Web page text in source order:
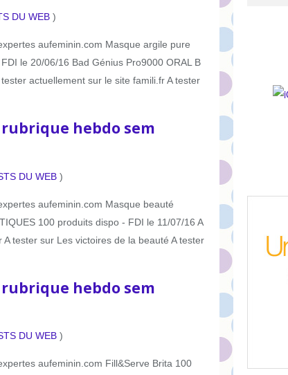
DU WEB )
aufeminin.com Masque argile pure
le 20/06/16 Bad Génius Pro9000 ORAL B
actuellement sur le site famili.fr A tester
rubrique hebdo sem
DU WEB )
aufeminin.com Masque beauté
100 produits dispo - FDI le 11/07/16 A
tester sur Les victoires de la beauté A tester
rubrique hebdo sem
DU WEB )
aufeminin.com Fill&Serve Brita 100